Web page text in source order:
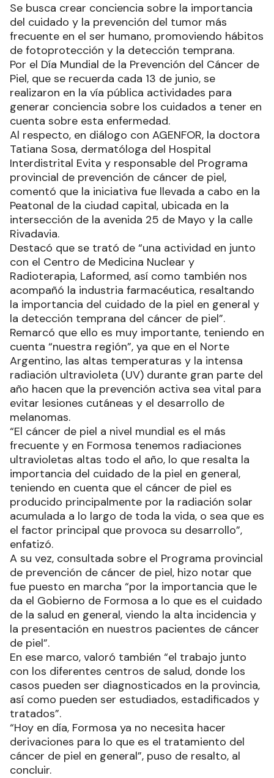
Se busca crear conciencia sobre la importancia
del cuidado y la prevención del tumor más
frecuente en el ser humano, promoviendo hábitos
de fotoprotección y la detección temprana.
Por el Día Mundial de la Prevención del Cáncer de
Piel, que se recuerda cada 13 de junio, se
realizaron en la vía pública actividades para
generar conciencia sobre los cuidados a tener en
cuenta sobre esta enfermedad.
Al respecto, en diálogo con AGENFOR, la doctora
Tatiana Sosa, dermatóloga del Hospital
Interdistrital Evita y responsable del Programa
provincial de prevención de cáncer de piel,
comentó que la iniciativa fue llevada a cabo en la
Peatonal de la ciudad capital, ubicada en la
intersección de la avenida 25 de Mayo y la calle
Rivadavia.
Destacó que se trató de “una actividad en junto
con el Centro de Medicina Nuclear y
Radioterapia, Laformed, así como también nos
acompañó la industria farmacéutica, resaltando
la importancia del cuidado de la piel en general y
la detección temprana del cáncer de piel”.
Remarcó que ello es muy importante, teniendo en
cuenta “nuestra región”, ya que en el Norte
Argentino, las altas temperaturas y la intensa
radiación ultravioleta (UV) durante gran parte del
año hacen que la prevención activa sea vital para
evitar lesiones cutáneas y el desarrollo de
melanomas.
“El cáncer de piel a nivel mundial es el más
frecuente y en Formosa tenemos radiaciones
ultravioletas altas todo el año, lo que resalta la
importancia del cuidado de la piel en general,
teniendo en cuenta que el cáncer de piel es
producido principalmente por la radiación solar
acumulada a lo largo de toda la vida, o sea que es
el factor principal que provoca su desarrollo”,
enfatizó.
A su vez, consultada sobre el Programa provincial
de prevención de cáncer de piel, hizo notar que
fue puesto en marcha “por la importancia que le
da el Gobierno de Formosa a lo que es el cuidado
de la salud en general, viendo la alta incidencia y
la presentación en nuestros pacientes de cáncer
de piel”.
En ese marco, valoró también “el trabajo junto
con los diferentes centros de salud, donde los
casos pueden ser diagnosticados en la provincia,
así como pueden ser estudiados, estadificados y
tratados”.
“Hoy en día, Formosa ya no necesita hacer
derivaciones para lo que es el tratamiento del
cáncer de piel en general”, puso de resalto, al
concluir.